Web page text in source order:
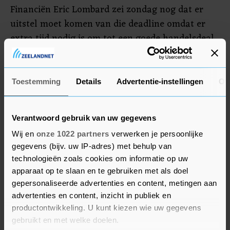
Toestemming Details Advertentie-instellingen
Verantwoord gebruik van uw gegevens
Wij en onze 1022 partners verwerken je persoonlijke
gegevens (bijv. uw IP-adres) met behulp van
technologieën zoals cookies om informatie op uw
apparaat op te slaan en te gebruiken met als doel
gepersonaliseerde advertenties en content, metingen aan
advertenties en content, inzicht in publiek en
productontwikkeling. U kunt kiezen wie uw gegevens
gebruikt en met welke doelen.
Financiën Eric Lombard zei zondag nog dat er
uitstel moet komen van die deadline omdat er
extra tijd nodig is om tot een goede handelsdeal
met de VS te komen. Trump heeft gewaarschuwd
dat na die deadline hoge importheffingen op
Europese goederen kunnen komen. De
Amerikaanse minister van Financiën Scott
deadlines opgeschoven kunnen worden als
landen met goede bedoelingen onderhandelen
met de VS.
Chemicaliëndistributeur IMCD won 0,2 procent in
de AEX, na een kleine overname in Chili. In de
MidKap steeg Fugro 0,7 procent. De
bodemonderzoeker heeft vier meerjarige